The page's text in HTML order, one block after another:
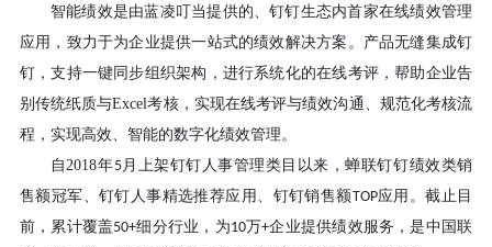
智能绩效是由蓝凌叮当提供的、钉钉生态内首家在线绩效管理
应用，致力于为企业提供一站式的绩效解决方案。产品无缝集成钉
钉，支持一键同步组织架构，进行系统化的在线考评，帮助企业告
别传统纸质与Excel考核，实现在线考评与绩效沟通、规范化考核流
程，实现高效、智能的数字化绩效管理。
自 2018年5月上架钉钉人事管理类目以来，蝉联钉钉绩效类销
售额冠军、钉钉人事精选推荐应用、钉钉销售额TOP应用。截止目
前，累计覆盖50+细分行业，为10万+企业提供绩效服务，是中国联